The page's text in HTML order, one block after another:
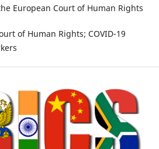
European Court of Human Rights
of Human Rights; COVID-19